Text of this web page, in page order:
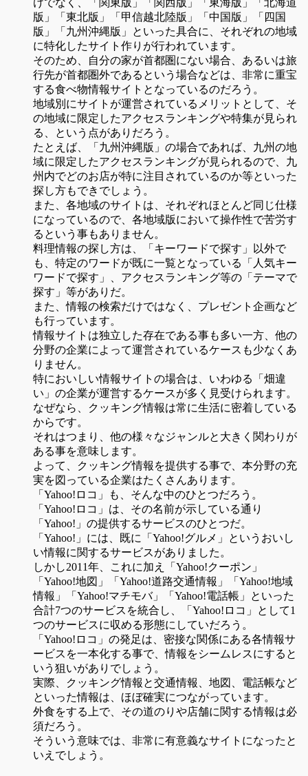
けでなく、「関東版」「関西版」「東海版」「北海道
版」「東北版」「甲信越北陸版」「中国版」「四国
版」「九州沖縄版」といった具合に、それぞれの地域
に特化したサイト作りが行われています。
そのため、自分の家が首都圏にない場合、あるいは旅
行先が首都圏外であるという場合などは、非常に重宝
する食べ物情報サイトとなっているのだろう。
地域別にサイトが運営されているメリットとして、そ
の地域に限定したアクセスランキングや特集が見られ
る、という点がありだろう。
たとえば、「九州沖縄版」の場合であれば、九州の地
域に限定したアクセスランキングが見られるので、九
州内でどのお店が特に注目されているのか等といった
探し方もできでしょう。
また、各地域のサイトは、それぞれほとんど同じ仕様
になっているので、各地域版において操作性で苦労す
るという事もありません。
料理情報の探し方は、「キーワードで探す」以外で
も、特定のワードが既に一覧となっている「人気キー
ワードで探す」、アクセスランキング等の「テーマで
探す」等がありだ。
また、情報の検索だけではなく、プレゼント企画など
も行っています。
情報サイトは独立した存在である事も多い一方、他の
分野の企業によって運営されているケースも少なくあ
りません。
特においしい情報サイトの場合は、いわゆる「畑違
い」の企業が運営するケースが多く見受けられます。
なぜなら、クッキング情報は常に生活に密着している
からです。
それはつまり、他の様々なジャンルと大きく関わりが
ある事を意味します。
よって、クッキング情報を提供する事で、本分野の充
実を図っている企業はたくさんあります。
「Yahoo!ロコ」も、そんな中のひとつだろう。
「Yahoo!ロコ」は、その名前が示している通り
「Yahoo!」の提供するサービスのひとつだ。
「Yahoo!」には、既に「Yahoo!グルメ」というおいし
い情報に関するサービスがありました。
しかし2011年、これに加え「Yahoo!クーポン」
「Yahoo!地図」「Yahoo!道路交通情報」「Yahoo!地域
情報」「Yahoo!マチモバ」「Yahoo!電話帳」といった
合計7つのサービスを統合し、「Yahoo!ロコ」として1
つのサービスに収める形態にしていだろう。
「Yahoo!ロコ」の発足は、密接な関係にある各情報サ
ービスを一本化する事で、情報をシームレスにすると
いう狙いがありでしょう。
実際、クッキング情報と交通情報、地図、電話帳など
といった情報は、ほぼ確実につながっています。
外食をする上で、その道のりや店舗に関する情報は必
須だろう。
そういう意味では、非常に有意義なサイトになったと
いえでしょう。